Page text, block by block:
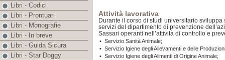
Attività lavorativa
Durante il corso di studi universitario
servizi del dipartimento di prevenzione
Sassari operanti nell’attività di controllo e
• Servizio Sanità Animale;
• Servizio Igiene degli Allevamenti e delle
• Servizio Igiene degli Alimenti di Origine Animale;
Libri - Codici
Libri - Prontuari
Libri - Monografie
Libri - In breve
Libri - Guida Sicura
Libri - Star Doggy